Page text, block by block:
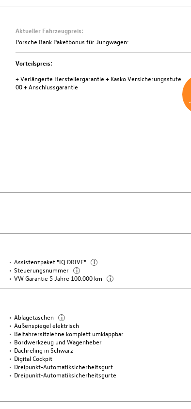
Verlängerte Herstellergarantie
verlängerte Herstellergarantie ab EZ! Nähere Details zu dieser Garantie
Weitere Informationen
Aktueller Fahrzeugpreis:
Porsche Bank Paketbonus für Jungwagen:
Vorteilspreis:
+ Verlängerte Herstellergarantie + Kasko Versicherungsstufe
00+ Anschlussgarantie
Assistenzpaket "IQ.DRIVE" i
Steuerungsnummer i
VW Garantie 5 Jahre 100.000 km i
Ablagetaschen i
Außenspiegel elektrisch
Beifahrersitzlehne komplett umklappbar
Bordwerkzeug und Wagenheber
Dachreling in Schwarz
Digital Cockpit
Dreipunkt-Automatiksicherheitsgurt
Dreipunkt-Automatiksicherheitsgurte